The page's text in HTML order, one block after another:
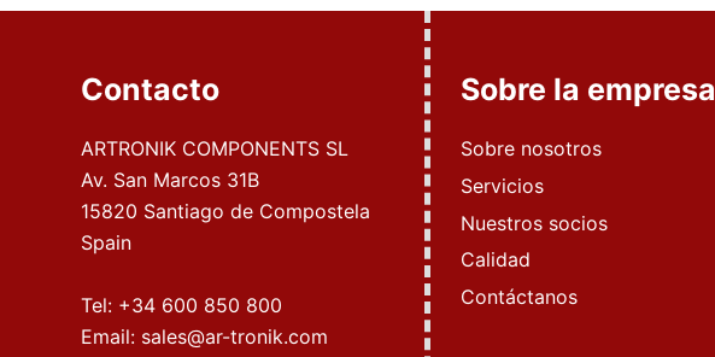
Contacto
ARTRONIK COMPONENTS SL
Av. San Marcos 31B
15820 Santiago de Compostela
Spain
Tel: +34 600 850 800
Email: sales@ar-tronik.com
Sobre la empresa
Sobre nosotros
Servicios
Nuestros socios
Calidad
Contáctanos